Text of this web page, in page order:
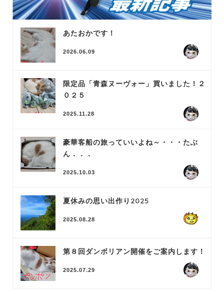
あたおかです！
2026.06.09
限定品「青森ヌーヴォー」買いました！２
０２５
2025.11.28
豪華客船の旅っていいよね～・・・たぶ
ん．．．
2025.10.03
夏休みの思い出作り2025
2025.08.28
第８回ダンボリアン開催をご案内します！
2025.07.29